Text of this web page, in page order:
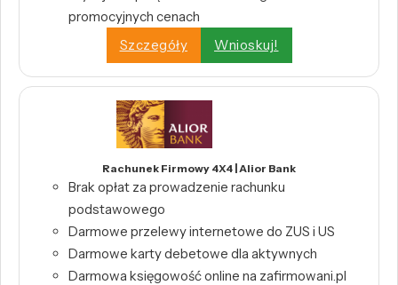
promocyjnych cenach
Szczegóły
Wnioskuj!
Rachunek Firmowy 4X4 | Alior Bank
Brak opłat za prowadzenie rachunku
podstawowego
Darmowe przelewy internetowe do ZUS i US
Darmowe karty debetowe dla aktywnych
Darmowa księgowość online na zafirmowani.pl